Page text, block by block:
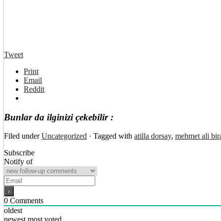
Tweet
Print
Email
Reddit
Bunlar da ilginizi çekebilir :
Filed underUncategorized · Tagged with atilla dorsay, mehmet ali
Subscribe
Notify of
0 Comments
oldest